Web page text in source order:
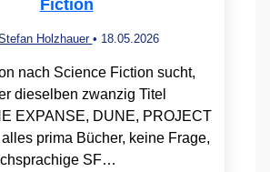
Fiction
Holzhauer• 18.05.2026
nach Science Fiction sucht,
dieselben zwanzig Titel
EXPANSE, DUNE, PROJECT
prima Bücher, keine Frage,
SF…